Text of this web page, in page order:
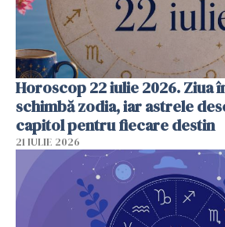
Horoscop 22 iulie 2026. Ziua
schimbă zodia, iar astrele
capitol pentru fiecare destin
21 IULIE 2026